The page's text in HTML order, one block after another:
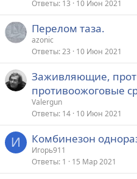
Ответы 13 10 Июн 2021
Перелом таза.
azonic
Ответы 23 10 Июн 2021
Заживляющие,
противоожоговые
Valergun
Ответы 14 10 Июн 2021
И Комбинезон
Игорь911
Ответы 1 15 Мар 2021